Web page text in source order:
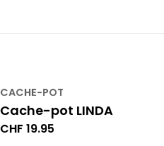
CACHE-POT
Cache-pot LINDA
Prix
CHF 19.95